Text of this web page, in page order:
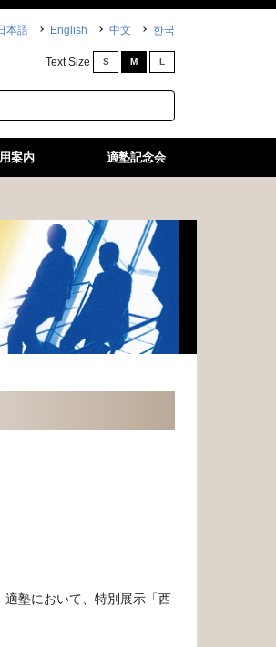
本語 English 中文 한국
Text Size S M L
案内 適塾記念会
塾において、特別展示「西